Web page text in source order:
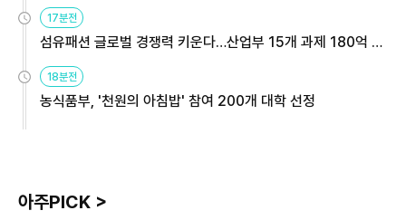
17분전
섬유패션 글로벌 경쟁력 키운다…산업부 15개 과제 180억 지
18분전
농식품부, '천원의 아침밥' 참여 200개 대학 선정
아주PICK >